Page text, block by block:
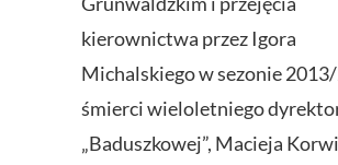
kierownictwa przez Igora
Michalskiego w sezonie
śmierci wieloletniego
„Baduszkowej”, Macieja